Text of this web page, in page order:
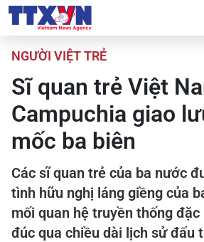
NGƯỜI VIỆT TRẺ
Sĩ quan trẻ Việt
Campuchia giao
mốc ba biên
Các sĩ quan trẻ của ba nước
tình hữu nghị láng giềng của
mối quan hệ truyền thống
đúc qua chiều dài lịch sử đấu